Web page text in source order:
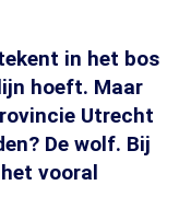
in het bos
hoeft. Maar
Utrecht
De wolf. Bij
vooral